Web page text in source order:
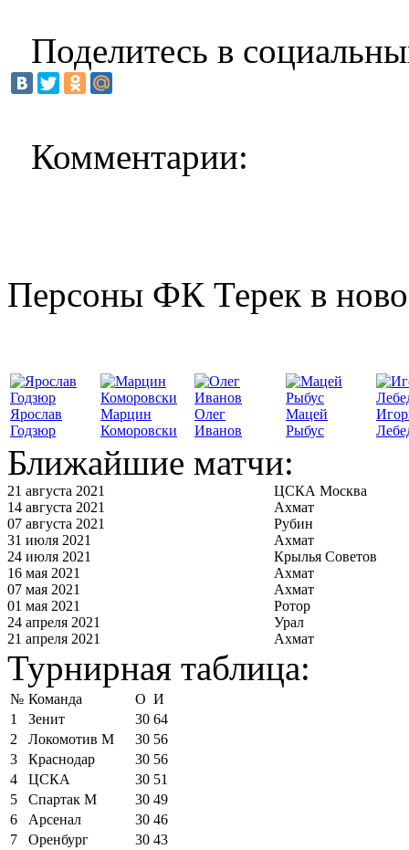
Поделитесь в
Комментарии:
Персоны ФК Терек в
Ярослав
Годзюр
Марцин
Коморовски
Олег
Иванов
Мацей
Рыбус
Ближайшие матчи:
21 августа 2021
ЦСКА Москва
14 августа 2021
Ахмат
07 августа 2021
Рубин
31 июля 2021
Ахмат
24 июля 2021
Крылья Советов
16 мая 2021
Ахмат
07 мая 2021
Ахмат
01 мая 2021
Ротор
24 апреля 2021
Урал
21 апреля 2021
Ахмат
Турнирная таблица:
№ Команда О И
1
Зенит 30 64
2
Локомотив М 30 56
3
Краснодар 30 56
4
ЦСКА 30 51
5
Спартак М 30 49
6
Арсенал 30 46
7
Оренбург 30 43